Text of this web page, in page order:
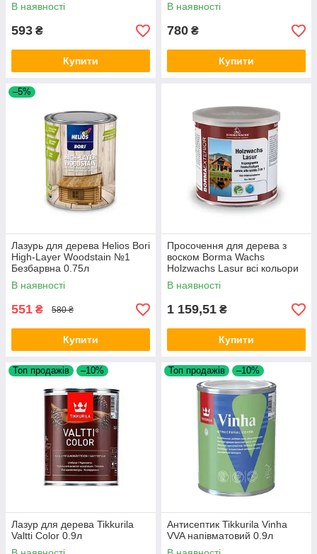
В наявності
593 ₴
Купити
В наявності
780 ₴
Купити
–5%
Лазурь для дерева Helios Bori
High-Layer Woodstain №1
Безбарвна 0.75л
В наявності
551 ₴ 580 ₴
Купити
Просочення для дерева з
воском Borma Wachs
Holzwachs Lasur всі кольори
0.75л
В наявності
1 159,51 ₴
Купити
Топ продажів –10%
Лазур для дерева Tikkurila
Valtti Color 0.9л
Топ продажів –10%
Антисептик Tikkurila Vinha
VVA напівматовий 0.9л